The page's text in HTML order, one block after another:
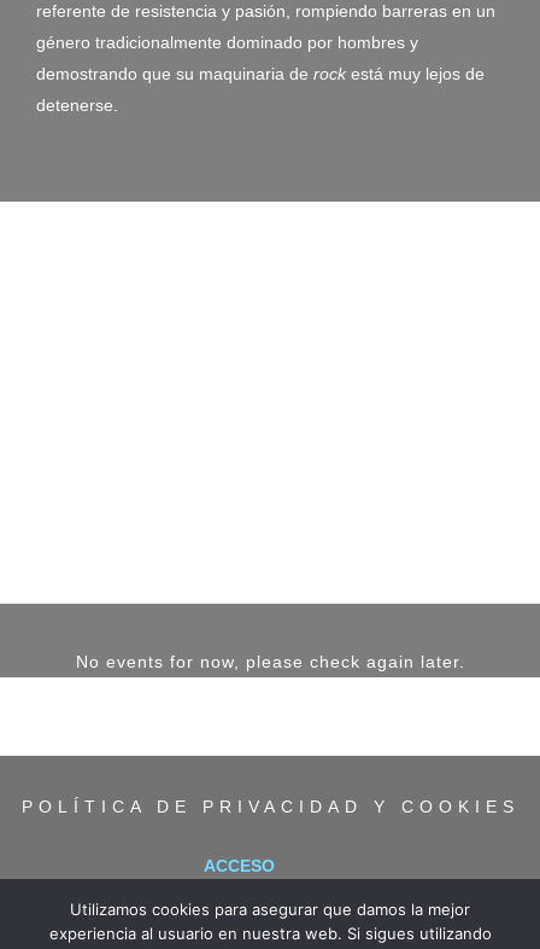
referente de resistencia y pasión, rompiendo barreras en un
género tradicionalmente dominado por hombres y
demostrando que su maquinaria de rock está muy lejos de
detenerse.
No events for now, please check again later.
POLÍTICA DE PRIVACIDAD Y COOKIES
ACCESO
Utilizamos cookies para asegurar que damos la mejor
experiencia al usuario en nuestra web. Si sigues utilizando